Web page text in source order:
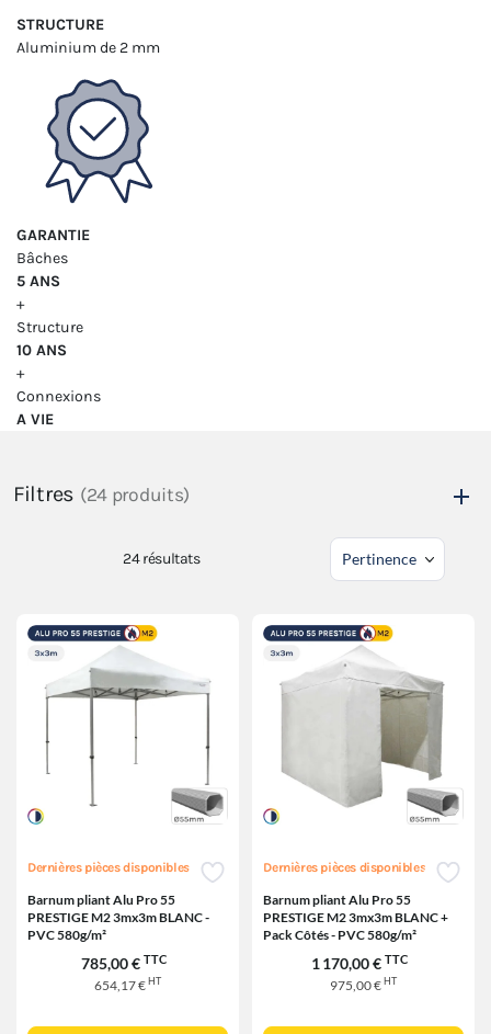
STRUCTURE
Aluminiumde 2 mm
GARANTIE
Bâches
5 ANS
+
Structure
10 ANS
+
Connexions
A VIE
Filtres (24 produits)
24résultats
Dernières pièces disponibles
Barnum pliant Alu Pro 55
PRESTIGE M2 3mx3m BLANC -
PVC 580g/m²
785,00 € TTC
654,17 € HT
Dernières pièces disponibles
Barnum pliant Alu Pro 55
PRESTIGE M2 3mx3m BLANC +
Pack Côtés - PVC 580g/m²
1 170,00 € TTC
975,00 €HT